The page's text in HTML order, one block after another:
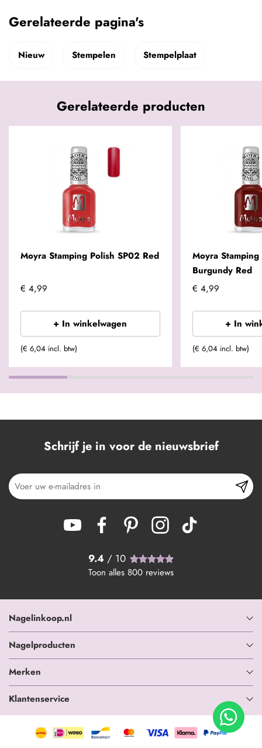
Gerelateerde pagina's
Nieuw Stempelen Stempelplaat
Gerelateerde producten
Moyra Stamping Polish SP02 Red
€ 4,99
+ In winkelwagen
(€ 6,04 incl. btw)
Moyra
Burgundy Red
€ 4,99
+ In
(€ 6,04 incl. btw)
Schrijf je in voor de nieuwsbrief
9.4 / 10
Toon alles 800 reviews
Nagelinkoop.nl
Nagelproducten
Merken
Klantenservice